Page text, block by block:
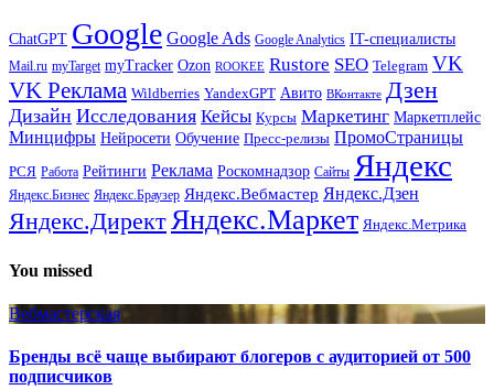
ChatGPT Google Google Ads Google Analytics IT-специалисты
Mail.ru myTarget myTracker Ozon ROOKEE Rustore SEO Telegram VK
VK Реклама Wildberries YandexGPT Авито ВКонтакте Дзен
Дизайн Исследования Кейсы Курсы Маркетинг Маркетплейс
Минцифры Нейросети Обучение Пресс-релизы ПромоСтраницы
РСЯ Работа Рейтинги Реклама Роскомнадзор Сайты Яндекс
Яндекс.Бизнес Яндекс.Браузер Яндекс.Вебмастер Яндекс.Дзен
Яндекс.ДиректЯндекс.Маркет Яндекс.Метрика
You missed
Вебмастерская
Бренды всё чаще выбирают блогеров с аудиторией от 500
подписчиков